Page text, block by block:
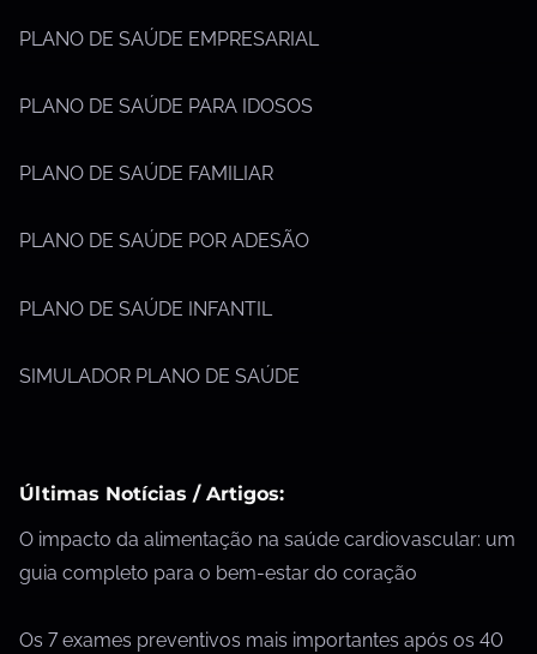
PLANO DE SAÚDE EMPRESARIAL
PLANO DE SAÚDE PARA IDOSOS
PLANO DE SAÚDE FAMILIAR
PLANO DE SAÚDE POR ADESÃO
PLANO DE SAÚDE INFANTIL
SIMULADOR PLANO DE SAÚDE
Últimas Notícias / Artigos:
O impacto da alimentação na saúde cardiovascular: um
guia completo para o bem-estar do coração
Os 7 exames preventivos mais importantes após os 40